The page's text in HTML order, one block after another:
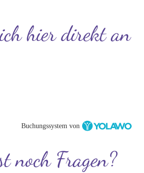
hier direkt an
Buchungssystem von
noch Fragen?